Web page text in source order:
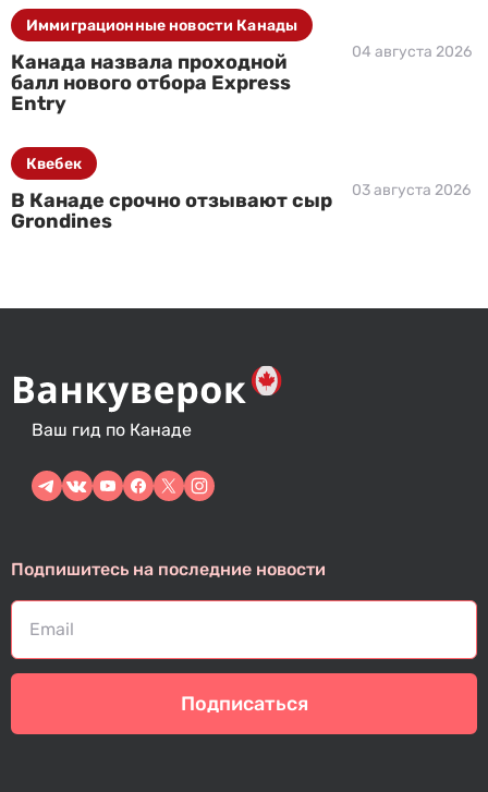
Канада назвала проходной
балл нового отбора Express
Entry
04 августа 2026
Иммиграционные новости Канады
В Канаде срочно отзывают сыр
Grondines
03 августа 2026
Квебек
Ваш гид по Канаде
Подпишитесь на последние новости
Подписаться